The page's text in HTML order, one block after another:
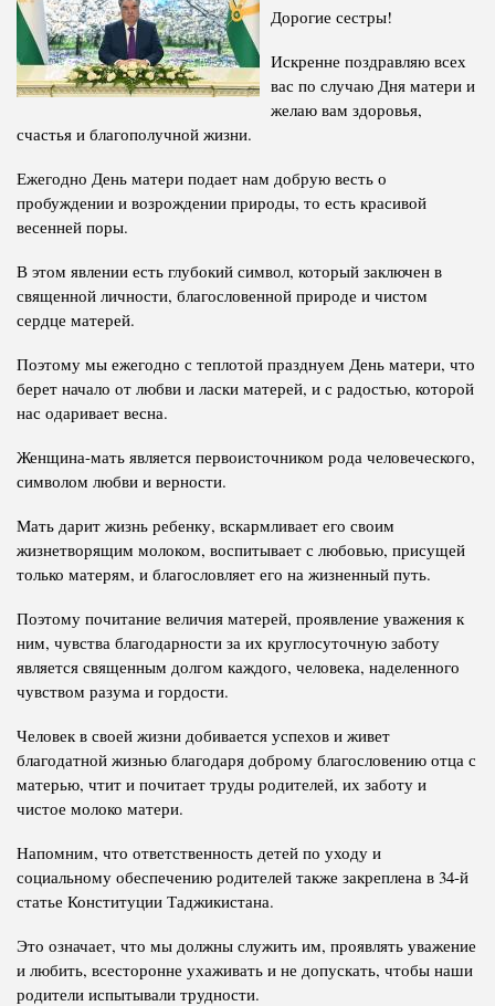
Полномочия
Биография
Статьи
Пресс-центр
Структура Института
Руководители и сотрудники
Дорогие сестры!
Искренне поздравляю всех
вас по случаю Дня матери и
желаю вам здоровья,
счастья и благополучной жизни.
Ежегодно День матери подает нам добрую весть о
пробуждении и возрождении природы, то есть красивой
весенней поры.
В этом явлении есть глубокий символ, который заключен в
священной личности, благословенной природе и чистом
сердце матерей.
Поэтому мы ежегодно с теплотой празднуем День матери, что
берет начало от любви и ласки матерей, и с радостью, которой
нас одаривает весна.
Женщина-мать является первоисточником рода человеческого,
символом любви и верности.
Мать дарит жизнь ребенку, вскармливает его своим
жизнетворящим молоком, воспитывает с любовью, присущей
только матерям, и благословляет его на жизненный путь.
Поэтому почитание величия матерей, проявление уважения к
ним, чувства благодарности за их круглосуточную заботу
является священным долгом каждого, человека, наделенного
чувством разума и гордости.
Человек в своей жизни добивается успехов и живет
благодатной жизнью благодаря доброму благословению отца с
матерью, чтит и почитает труды родителей, их заботу и
чистое молоко матери.
Напомним, что ответственность детей по уходу и
социальному обеспечению родителей также закреплена в 34-й
статье Конституции Таджикистана.
Это означает, что мы должны служить им, проявлять уважение
и любить, всесторонне ухаживать и не допускать, чтобы наши
родители испытывали трудности.